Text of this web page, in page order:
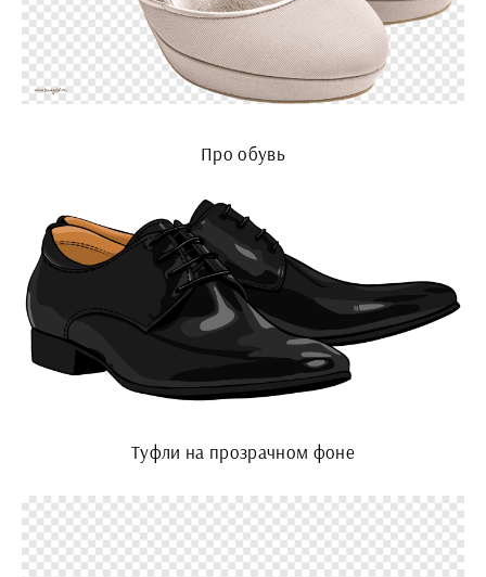
Про обувь
Туфли на прозрачном фоне